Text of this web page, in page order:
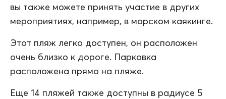
вы также можете принять участие в других
мероприятиях, например, в морском каякинге.
Этот пляж легко доступен, он расположен
очень близко к дороге. Парковка
расположена прямо на пляже.
Еще 14 пляжей также доступны в радиусе 5